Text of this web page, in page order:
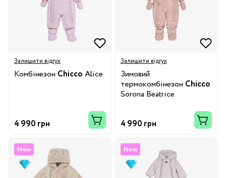
Залишити відгук
Комбінезон Chicco Alice
4 990 грн
Залишити відгук
Зимовий
термокомбінезон Chicco
Sorona Beatrice
4 990 грн
New New